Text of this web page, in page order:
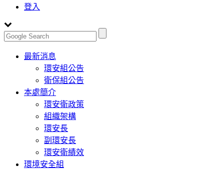
登入
Toggle
navigation
最新消息
環安組公告
衛保組公告
本處簡介
環安衛政策
組織架構
環安長
副環安長
環安衛績效
環境安全組